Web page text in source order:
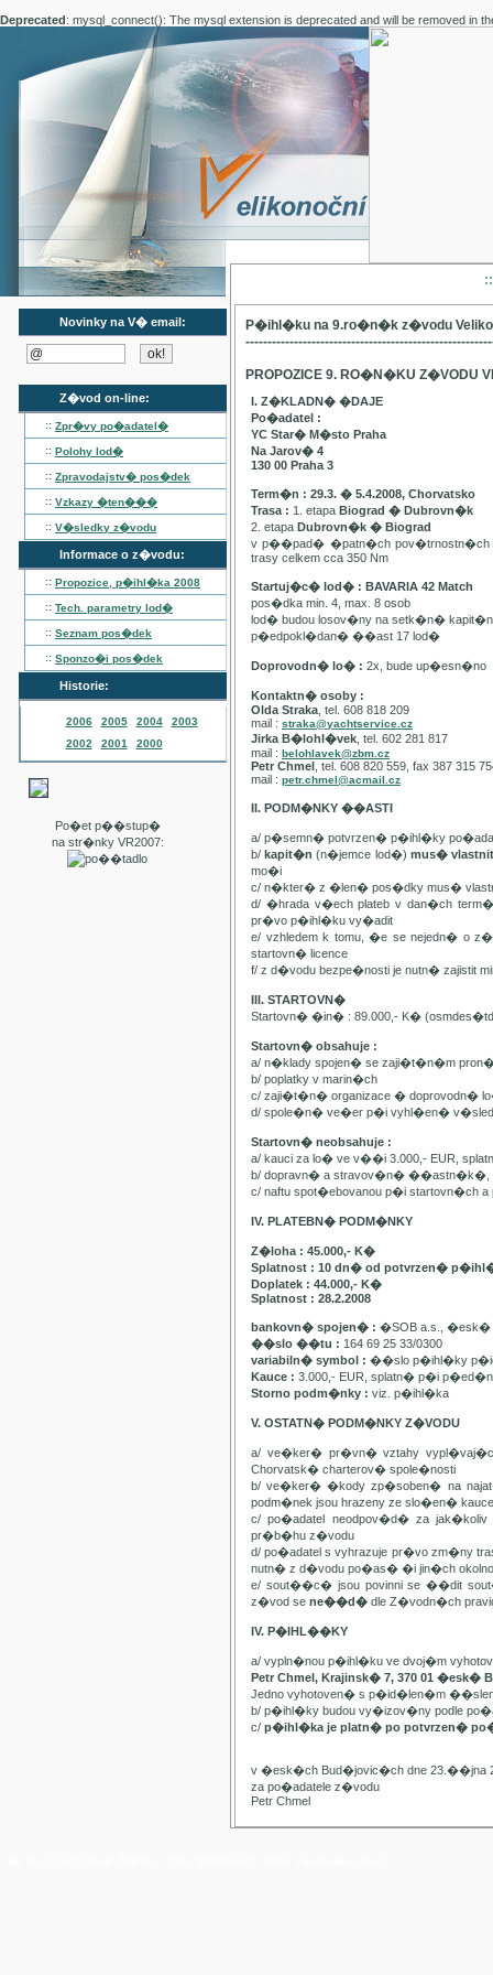
Deprecated: mysql_connect(): The mysql extension is deprecated and will be removed in
Novinky na V� email:
Z�vod on-line:
:: Zpr�vy po�adatel�
:: Polohy lod�
:: Zpravodajstv� pos�dek
:: Vzkazy �ten���
:: V�sledky z�vodu
Informace o z�vodu:
:: Propozice, p�ihl�ka 2008
:: Tech. parametry lod�
:: Seznam pos�dek
:: Sponzo�i pos�dek
Historie:
2006 2005 2004
2003
2002
2001 2000
Po�et p��stup�
na str�nky VR2007:
P�ihl�ku na 9.ro�n�k z�vodu
PROPOZICE 9. RO�N�KU Z�VODU
I. Z�KLADN� �DAJE
Po�adatel :
YC Star� M�sto Praha
Na Jarov� 4
130 00 Praha 3
Term�n : 29.3. � 5.4.2008, Chorvatsko
Trasa : 1. etapa Biograd � Dubrovn�k
2. etapa Dubrovn�k � Biograd
v p��pad� �patn�ch pov�trnostn�ch
trasy celkem cca 350 Nm
Startuj�c� lod� : BAVARIA 42 Match
pos�dka min. 4, max. 8 osob
lod� budou losov�ny na setk�n�
p�edpokl�dan� ��ast 17 lod�
Doprovodn� lo� : 2x, bude up�esn�no
Kontaktn� osoby :
Olda Straka , tel. 608 818 209
mail : straka@yachtservice.cz
Jirka B�lohl�vek , tel. 602 281 817
mail : belohlavek@zbm.cz
Petr Chmel , tel. 608 820 559, fax 387 315
mail : petr.chmel@acmail.cz
II. PODM�NKY ��ASTI
a/ p�semn� potvrzen� p�ihl�ky
b/kapit�n(n�jemce lod�) mus�
mo�i
c/ n�kter� z �len� pos�dky mus�
d/ �hrada v�ech plateb v dan�ch
pr�vo p�ihl�ku vy�adit
e/ vzhledem k tomu, �e se nejedn� o
startovn� licence
f/ z d�vodu bezpe�nosti je nutn� zajistit
III. STARTOVN�
Startovn� �in� : 89.000,- K�
Startovn� obsahuje :
a/ n�klady spojen� se zaji�t�n�m
b/ poplatky v marin�ch
c/ zaji�t�n� organizace � doprovodn�
d/ spole�n� ve�er p�i vyhl�en�
Startovn� neobsahuje :
a/ kauci za lo� ve v��i 3.000,- EUR,
b/ dopravn� a stravov�n� ��astn�k�,
c/ naftu spot�ebovanou p�i startovn�ch
IV. PLATEBN� PODM�NKY
Z�loha : 45.000,- K�
Splatnost : 10 dn� od potvrzen�
Doplatek : 44.000,- K�
Splatnost : 28.2.2008
bankovn� spojen� : �SOB a.s., �esk�
��slo ��tu : 164 69 25 33/0300
variabiln� symbol : ��slo p�ihl�ky
Kauce : 3.000,- EUR, splatn� p�i
Storno podm�nky : viz. p�ihl�ka
V. OSTATN� PODM�NKY Z�VODU
a/ ve�ker� pr�vn� vztahy
Chorvatsk� charterov� spole�nosti
b/ ve�ker� �kody zp�soben� na
podm�nek jsou hrazeny ze slo�en� kauce
c/ po�adatel neodpov�d� za
pr�b�hu z�vodu
d/ po�adatel s vyhrazuje pr�vo zm�ny
nutn� z d�vodu po�as� �i jin�ch
e/ sout��c� jsou povinni se ��dit
z�vod se ne��d� dle Z�vodn�ch
IV. P�IHL��KY
a/ vypln�nou p�ihl�ku ve dvoj�m
Petr Chmel, Krajinsk� 7, 370 01 �esk�
Jedno vyhotoven� s p�id�len�m
b/ p�ihl�ky budou vy�izov�ny podle
c/ p�ihl�ka je platn� po potvrzen�
v �esk�ch Bud�jovic�ch dne 23.��jna
za po�adatele z�vodu
Petr Chmel